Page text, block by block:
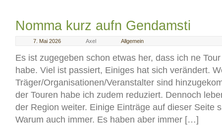
Nomma kurz aufn Gendamsti
7. Mai 2026 Axel Allgemein
Es ist zugegeben schon etwas her, dass ich ne
habe. Viel ist passiert, Einiges hat sich verändert.
Träger/Organisationen/Veranstalter sind
der Touren habe ich zudem reduziert. Dennoch
der Region weiter. Einige Einträge auf dieser Seite
Warum auch immer. Es haben aber immer […]